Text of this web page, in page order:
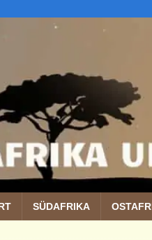
SÜDAFRIKA